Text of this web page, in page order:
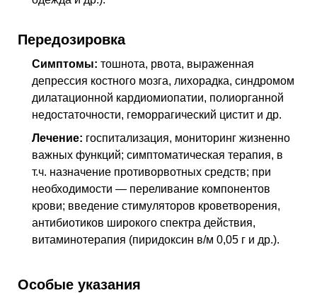
Передозировка
Симптомы: тошнота, рвота, выраженная
депрессия костного мозга, лихорадка, синдромом
дилатационной кардиомиопатии, полиорганной
недостаточности, геморрагический цистит и др.
Лечение: госпитализация, мониторинг жизненно
важных функций; симптоматическая терапия, в
т.ч. назначение противорвотных средств; при
необходимости — переливание компонентов
крови; введение стимуляторов кроветворения,
антибиотиков широкого спектра действия,
витаминотерапия (пиридоксин в/м 0,05 г и др.).
Особые указания